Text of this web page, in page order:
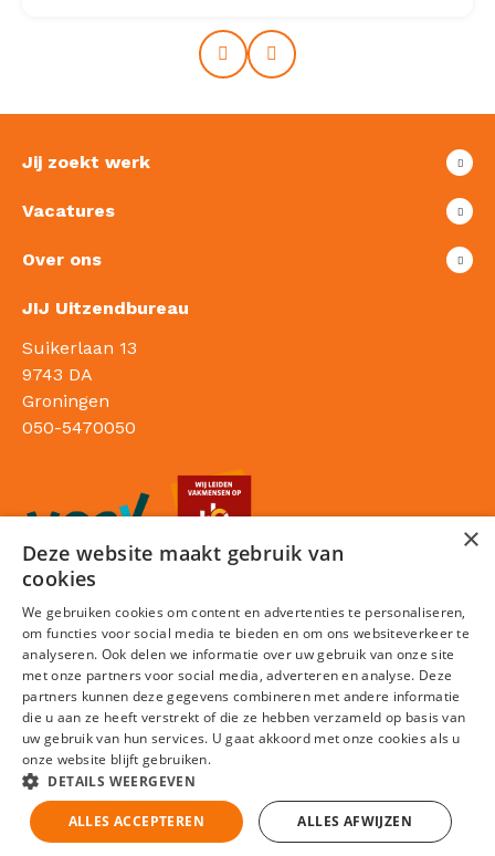
Prev Next
Jij zoekt werk
Vacatures
Over ons
JIJ Uitzendbureau
Suikerlaan 13
9743 DA
Groningen
050-5470050
Sitemap
Privacy statement
Cookies
×
Deze website maakt gebruik van
cookies
We gebruiken cookies om content en advertenties te personaliseren,
om functies voor social media te bieden en om ons websiteverkeer te
analyseren. Ook delen we informatie over uw gebruik van onze site
met onze partners voor social media, adverteren en analyse. Deze
partners kunnen deze gegevens combineren met andere informatie
die u aan ze heeft verstrekt of die ze hebben verzameld op basis van
uw gebruik van hun services. U gaat akkoord met onze cookies als u
onze website blijft gebruiken.
DETAILS WEERGEVEN
ALLES ACCEPTEREN ALLES AFWIJZEN